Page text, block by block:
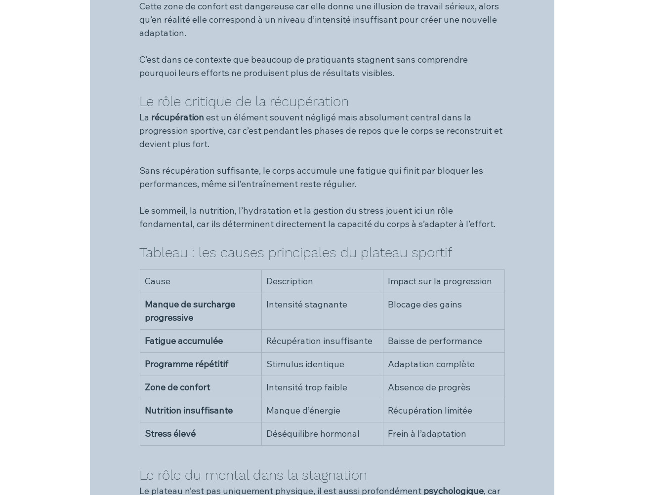
Cette zone de confort est dangereuse car elle donne une illusion de travail sérieux, alors
qu’en réalité elle correspond à un niveau d’intensité insuffisant pour créer une nouvelle
adaptation.
C’est dans ce contexte que beaucoup de pratiquants stagnent sans comprendre
pourquoi leurs efforts ne produisent plus de résultats visibles.
Le rôle critique de la récupération
La récupération est un élément souvent négligé mais absolument central dans la
progression sportive, car c’est pendant les phases de repos que le corps se reconstruit et
devient plus fort.
Sans récupération suffisante, le corps accumule une fatigue qui finit par bloquer les
performances, même si l’entraînement reste régulier.
Le sommeil, la nutrition, l’hydratation et la gestion du stress jouent ici un rôle
fondamental, car ils déterminent directement la capacité du corps à s’adapter à l’effort.
Tableau : les causes principales du plateau sportif
Cause Description Impact sur la progression
Manque de surcharge
progressive
Intensité stagnante Blocage des gains
Fatigue accumulée Récupération insuffisante Baisse de performance
Programme répétitif Stimulus identique Adaptation complète
Zone de confort Intensité trop faible Absence de progrès
Nutrition insuffisante Manque d’énergie Récupération limitée
Stress élevé Déséquilibre hormonal Frein à l’adaptation
Le rôle du mental dans la stagnation
Le plateau n’est pas uniquement physique, il est aussi profondément psychologique, car